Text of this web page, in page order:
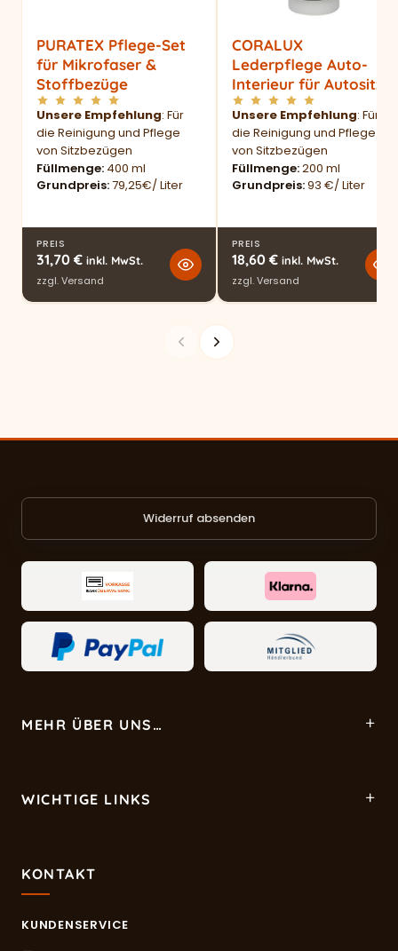
PURATEX Pflege-Set
für Mikrofaser &
Stoffbezüge
Unsere Empfehlung: Für
die Reinigung und Pflege
von Sitzbezügen
Füllmenge 400 ml
Grundpreis 79,25€/ Liter
PREIS
31,70 € inkl. MwSt.
zzgl.Versand
CORALUX
Lederpflege Auto-
Interieur für Autositze
Unsere Empfehlung: Für
die Reinigung und Pflege
von Sitzbezügen
Füllmenge 200 ml
Grundpreis 93 €/ Liter
PREIS
18,60 € inkl. MwSt.
zzgl.Versand
Widerruf absenden
MEHR ÜBER UNS…
WICHTIGE LINKS
KONTAKT
KUNDENSERVICE